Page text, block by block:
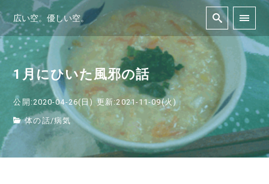
広い空。優しい空。
1月にひいた風邪の話
公開:2020-04-26(日) 更新:2021-11-09(火)
体の話/病気